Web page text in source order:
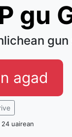
gu
agad
uairean